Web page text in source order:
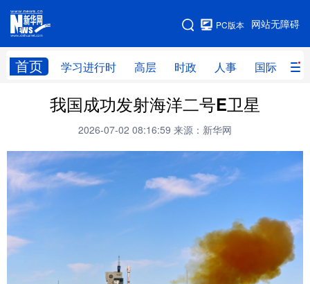
网站无障碍
PC版本
首页 学习进行时 高层 时政 人事 国际 财
网站地图
学习进行时 高层 时政 人事
财经 网评
台湾
科技 量子
军事
图片
中央文件 金融 汽车
我国成功发射海洋二号E卫星
2026-07-02 08:16:59 来源：新华网